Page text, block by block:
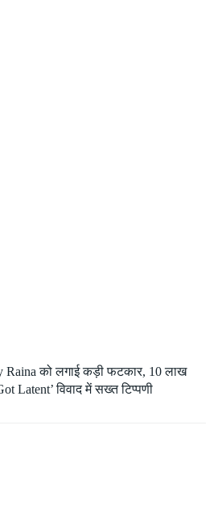
Raina को लगाई कड़ी फटकार, 10 लाख
Latent’ विवाद में सख्त टिप्पणी